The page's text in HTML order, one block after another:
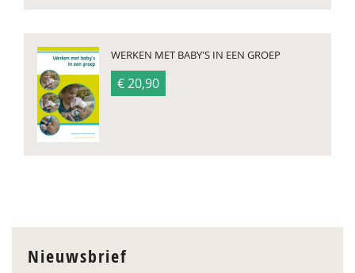
WERKEN MET BABY'S IN EEN GROEP
€ 20,90
Nieuwsbrief